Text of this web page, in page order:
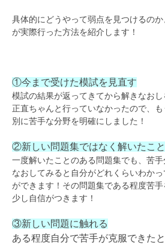
具体的にどうやって弱点を見つけるの
が実際行った方法を紹介します！
①今まで受けた模試を見直す
模試の結果が返ってきてから解きなお
正直ちゃんと行っていなかったので、
別に苦手な分野を明確にしました！
②新しい問題集ではなく解いたこ
一度解いたことのある問題集でも、苦
なおしてみると自分がどれくらいわか
ができます！その問題集である程度苦
少し自信がつきます！
③新しい問題に触れる
ある程度自分で苦手が克服できた